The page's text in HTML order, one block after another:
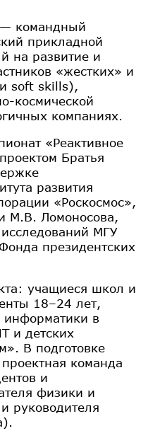
— командный
прикладной
на развитие и
«жестких» и
soft skills),
космической
компаниях.
«Реактивное
Братья
развития
«Роскосмос»,
М.В. Ломоносова,
МГУ
президентских
учащиеся школ и
18–24 лет,
информатики в
и детских
В подготовке
команда
и
физики и
руководителя